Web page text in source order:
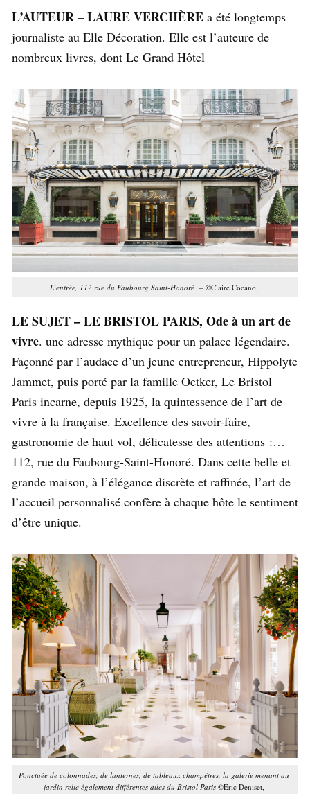
L’AUTEUR – LAURE VERCHÈRE a été longtemps
journaliste au Elle Décoration. Elle est l’auteure de
nombreux livres, dont Le Grand Hôtel
L’entrée, 112 rue du Faubourg Saint-Honoré – ©Claire Cocano,
LE SUJET – LE BRISTOL PARIS, Ode à un art de
vivre. une adresse mythique pour un palace légendaire.
Façonné par l’audace d’un jeune entrepreneur, Hippolyte
Jammet, puis porté par la famille Oetker, Le Bristol
Paris incarne, depuis 1925, la quintessence de l’art de
vivre à la française. Excellence des savoir-faire,
gastronomie de haut vol, délicatesse des attentions :…
112, rue du Faubourg-Saint-Honoré. Dans cette belle et
grande maison, à l’élégance discrète et raffinée, l’art de
l’accueil personnalisé confère à chaque hôte le sentiment
d’être unique.
Ponctuée de colonnades, de lanternes, de tableaux champêtres, la galerie menant au
jardin relie également différentes ailes du Bristol Paris ©Eric Deniset,